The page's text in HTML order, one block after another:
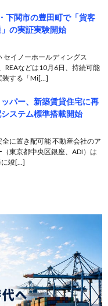
下関市の豊田町で「貨客
の実証実験開始
セイノーホールディングス
REAなどは10月6日、持続可能
装する「Mi[…]
パー、新築賃貸住宅に再
ステム標準搭載開始
に置き配可能 不動産会社のア
東京都中央区銀座、ADI）は
に竣[…]